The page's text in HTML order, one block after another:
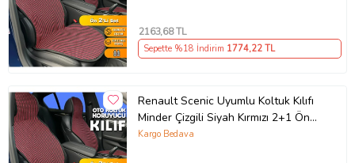
2163,68 TL
Sepette %18 İndirim 1774,22 TL
Renault Scenic Uyumlu Koltuk Kılıfı
Minder Çizgili Siyah Kırmızı 2+1 Ön
Arka Set
Kargo Bedava